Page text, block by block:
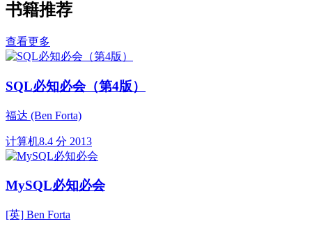
书籍推荐
查看更多
SQL必知必会（第4版）
福达 (Ben Forta)
计算机8.4 分 2013
MySQL必知必会
[英] Ben Forta